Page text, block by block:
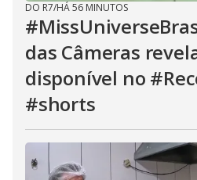
DO R7/HÁ 56 MINUTOS
das Câmeras
disponível no
#shorts